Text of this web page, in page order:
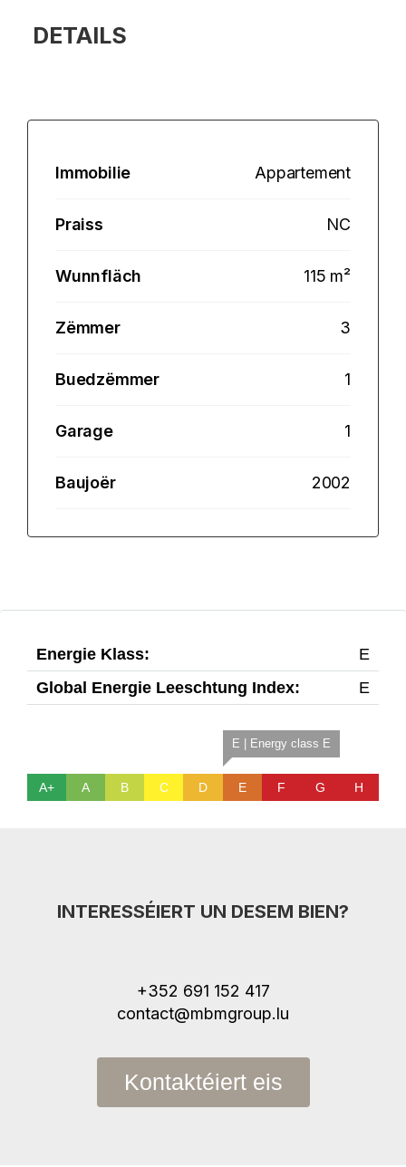
DETAILS
Immobilie Appartement
Praiss NC
Wunnfläch 115 m²
Zëmmer 3
Buedzëmmer 1
Garage 1
Baujoër 2002
Energie Klass:
E
Global Energie Leeschtung Index:
E
A+ A B C D
E | Energy class E
E F G H
INTERESSÉIERT UN DESEM BIEN?
+352 691 152 417
contact@mbmgroup.lu
Kontaktéiert eis